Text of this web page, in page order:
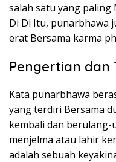
salah satu yang paling
Di Di Itu, punarbhawa
erat Bersama karma
Pengertian dan
Kata punarbhawa
yang terdiri Bersama
kembali dan berulang-
menjelma atau lahir
adalah sebuah